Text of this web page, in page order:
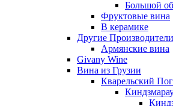
Большой
Фруктовые вина
В керамике
Другие Производители
Армянские вина
Givany Wine
Вина из Грузии
Кварельский